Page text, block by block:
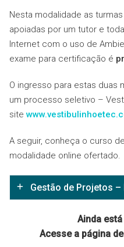
Nesta modalidade as
apoiadas por um tutor e
Internet com o uso de
exame para certificação é
O ingresso para estas duas
um processo seletivo –
site
A seguir, conheça o curso
modalidade online ofertado.
Gestão de Projetos –
Organizado em um
oportunidade de
Ainda
Acesse a página